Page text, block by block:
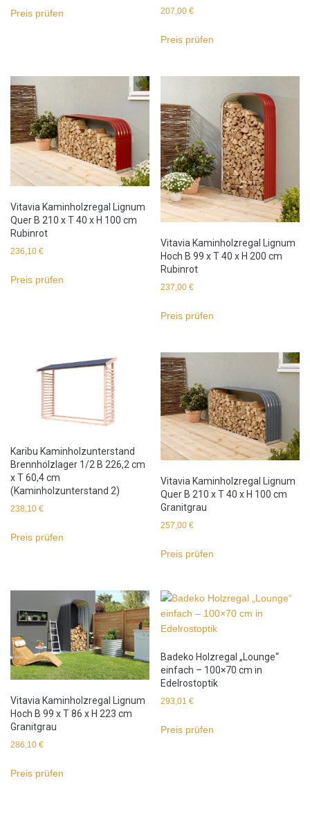
Preis prüfen 207,00€
Preis prüfen
Vitavia Kaminholzregal Lignum
Quer B 210 x T 40 x H 100 cm
Rubinrot
236,10 €
Preis prüfen
Vitavia Kaminholzregal Lignum
Hoch B 99 x T 40 x H 200 cm
Rubinrot
237,00€
Preis prüfen
Karibu Kaminholzunterstand
Brennholzlager 1/2 B 226,2 cm
x T 60,4 cm
(Kaminholzunterstand 2)
238,10 €
Preis prüfen
Vitavia Kaminholzregal Lignum
Quer B 210 x T 40 x H 100 cm
Granitgrau
257,00€
Preis prüfen
Vitavia Kaminholzregal Lignum
Hoch B 99 x T 86 x H 223 cm
Granitgrau
286,10 €
Preis prüfen
Badeko Holzregal „Lounge“
einfach – 100×70 cm in
Edelrostoptik
293,01€
Preis prüfen